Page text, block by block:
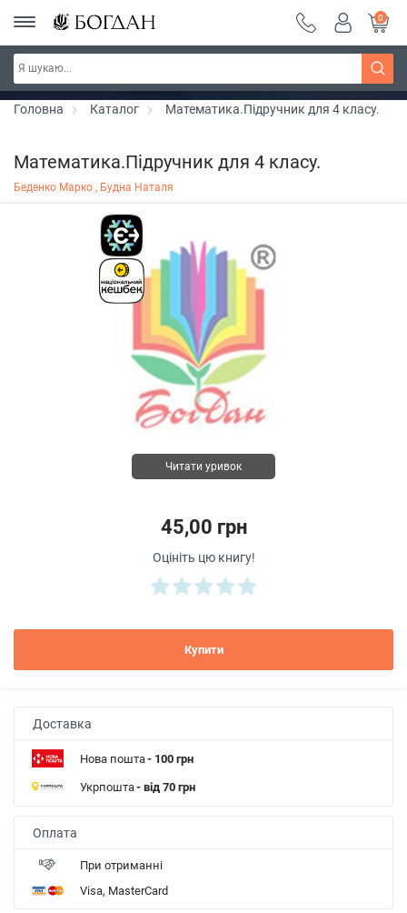
Серія "Вандербікери" ~ знижка 25%
0
Головна Каталог Математика.Підручник для 4 класу.
Математика.Підручник для 4 класу.
Беденко Марко , Будна Наталя
Читати уривок
45,00 грн
Оцініть цю книгу!
Купити
Доставка
Нова пошта- 100 грн
Укрпошта- від 70 грн
Оплата
При отриманні
Visa, MasterCard